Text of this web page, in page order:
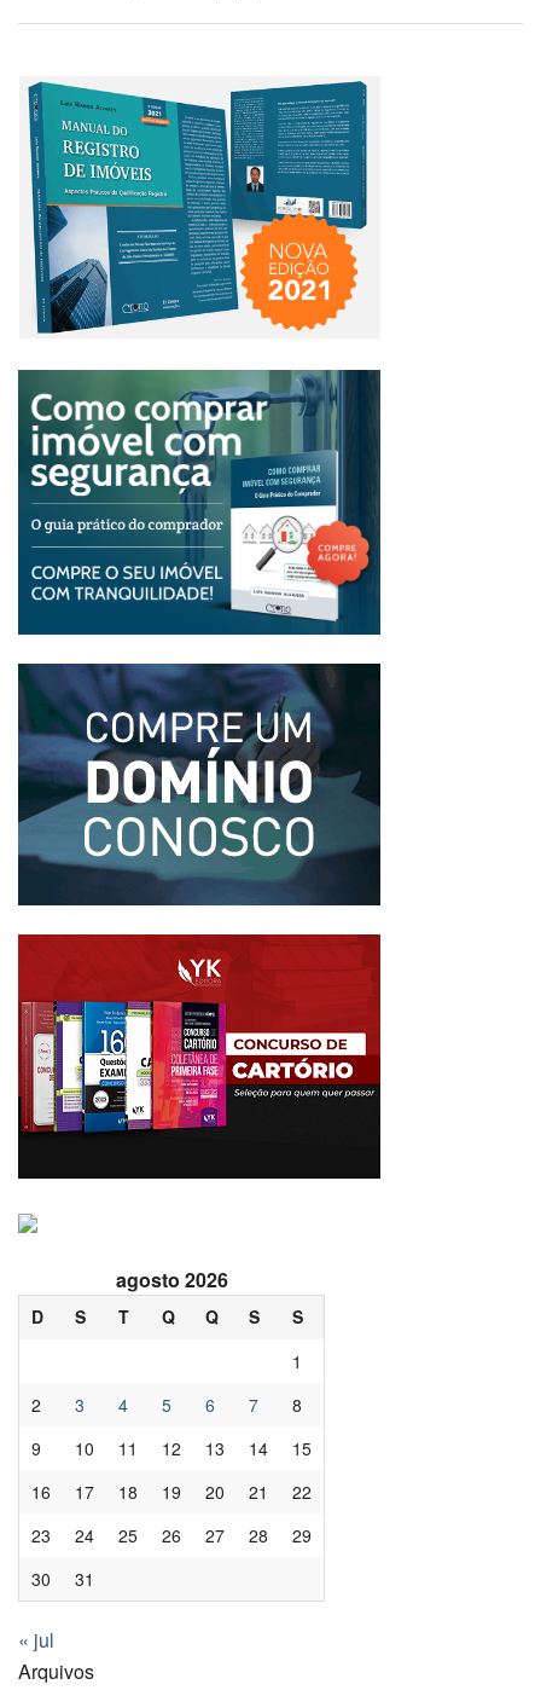
agosto 2026
D S T Q Q S
S
1
2
3 4 5 6 7
8
9
10 11 12 13 14
15
16
17 18 19 20 21
22
23
24 25 26 27 28
29
30
31
« jul
Arquivos